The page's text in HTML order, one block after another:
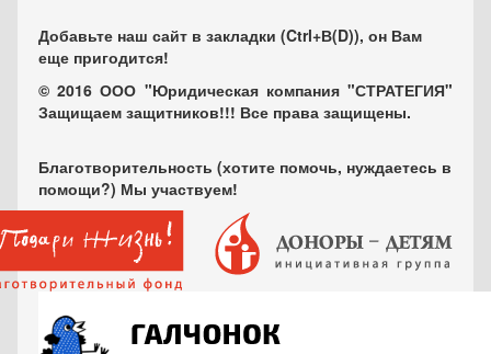
Добавьте наш сайт в закладки (Ctrl+В(D)), он Вам
еще пригодится!
© 2016 ООО "Юридическая компания "СТРАТЕГИЯ"
Защищаем защитников!!! Все права защищены.
Благотворительность (хотите помочь, нуждаетесь в
помощи?) Мы участвуем!